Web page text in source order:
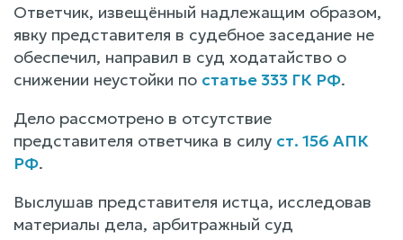
Ответчик, извещённый надлежащим образом,
явку представителя в судебное заседание не
обеспечил, направил в суд ходатайство о
снижении неустойки по статье 333 ГК РФ.
Дело рассмотрено в отсутствие
представителя ответчика в силу ст. 156 АПК
РФ.
Выслушав представителя истца, исследовав
материалы дела, арбитражный суд